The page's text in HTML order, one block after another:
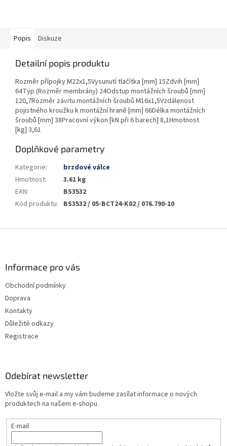
Popis Diskuze
Detailní popis produktu
Rozměr přípojky M22x1,5Vysunutí tlačítka [mm] 15Zdvih [mm]
64Typ (Rozměr membrány) 24Odstup montážních šroubů [mm]
120,7Rozměr závitu montážních šroubů M16x1,5Vzdálenost
pojistného kroužku k montážní hraně [mm] 66Délka montážních
šroubů [mm] 38Pracovní výkon [kN při 6 barech] 8,1Hmotnost
[kg] 3,61
Doplňkové parametry
Kategorie:
brzdové válce
Hmotnost:
3.61 kg
EAN:
BS3532
Kód produktu: BS3532 / 05-BCT24-K02 / 076.790-10
Informace pro vás
Obchodní podmínky
Doprava
Kontakty
Důležité odkazy
Registrace
Odebírat newsletter
Vložte svůj e-mail a my vám budeme zasílat informace o nových
produktech na našem e-shopu.
E-mail